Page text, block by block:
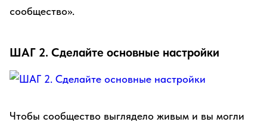
сообщество».
ШАГ 2. Сделайте основные настройки
Чтобы сообщество выглядело живым и вы могли